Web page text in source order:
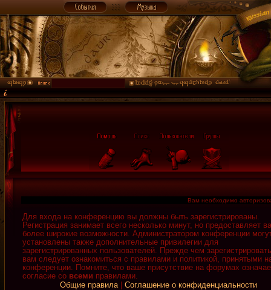
Вам необходимо
Для входа на конференцию вы должны быть зарегистрированы.
Регистрация занимает всего несколько минут, но предоставляет
более широкие возможности. Администратором конференции
установлены также дополнительные привилегии для
зарегистрированных пользователей. Прежде чем
вам следует ознакомиться с правилами и политикой, принятыми
конференции. Помните, что ваше присутствие на форумах
согласие со всеми правилами.
Общие правила| Соглашение о конфиденциальности